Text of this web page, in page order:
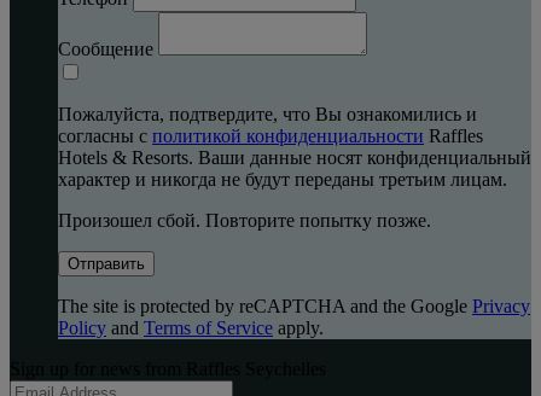
Сообщение
Пожалуйста, подтвердите, что Вы ознакомились и
согласны с политикой конфиденциальности Raffles
Hotels & Resorts. Ваши данные носят конфиденциальный
характер и никогда не будут переданы третьим лицам.
Произошел сбой. Повторите попытку позже.
Отправить
The site is protected by reCAPTCHA and the Google Privacy
Policy and Terms of Service apply.